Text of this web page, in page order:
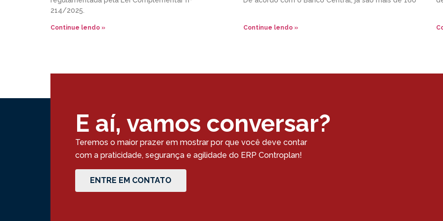
214/2025.
Continue lendo » Continue lendo »
E aí, vamos conversar?
Teremos o maior prazer em mostrar por que você deve contar
com a praticidade, segurança e agilidade do ERP Controplan!
ENTRE EM CONTATO